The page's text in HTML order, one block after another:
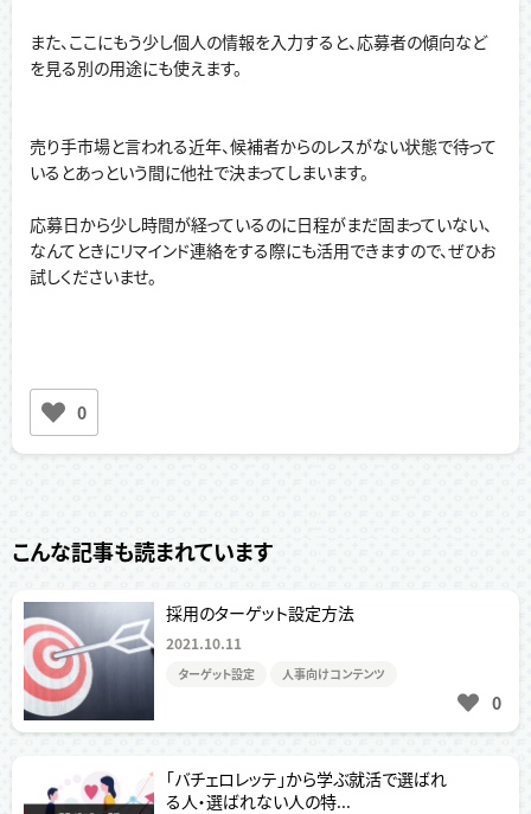
また、ここにもう少し個人の情報を入力すると、応募者の傾向など
を見る別の用途にも使えます。
売り手市場と言われる近年、候補者からのレスがない状態で待って
いるとあっという間に他社で決まってしまいます。
応募日から少し時間が経っているのに日程がまだ固まっていない、
なんてときにリマインド連絡をする際にも活用できますので、ぜひお
試しくださいませ。
0
こんな記事も読まれています
採用のターゲット設定方法
2021.10.11
ターゲット設定 人事向けコンテンツ
0
「バチェロレッテ」から学ぶ就活で選ばれ
る人・選ばれない人の特...